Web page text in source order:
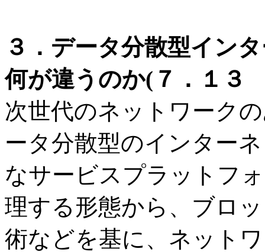
３．データ分散型イン
何が違うのか(７．１３
次世代のネットワーク
ータ分散型のインター
なサービスプラットフ
理する形態から、ブロ
術などを基に、ネット